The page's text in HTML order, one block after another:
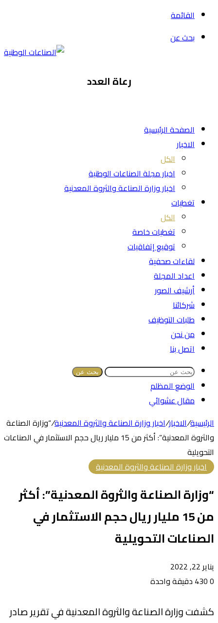
القائمة
بحث عن
رعاة العدد
الصفحة الرئيسية
الاخبار
الكل
اخبار مجلة الصناعات الوطنية
اخبار وزارة الصناعة والثروة المعدنية
تغطيات
الكل
تغطيات خاصة
توقيع إتفاقيات
لقاءات صحفية
اعداد المجلة
أرشيف الصور
شركائنا
طلبات التوظيف
من نحن
اتصل بنا
بحث عن
الوضع المظلم
مقال عشوائي
الرئيسية/الاخبار/اخبار وزارة الصناعة والثروة المعدنية/“وزارة الصناعة
والثروة المعدنية”: أكثر من 15 مليار ريال حجم الاستثمار في الصناعات
التحويلية
اخبار وزارة الصناعة والثروة المعدنية
“وزارة الصناعة والثروة المعدنية”: أكثر
من 15 مليار ريال حجم الاستثمار في
الصناعات التحويلية
يناير 22, 2022
0
دقيقة واحدة
كشفت وزارة الصناعة والثروة المعدنية في تقرير صادر